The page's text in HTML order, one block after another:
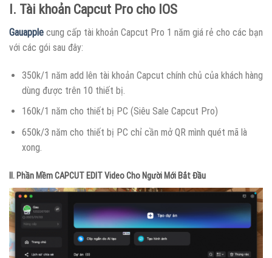
I. Tài khoản Capcut Pro cho IOS
Gauapple cung cấp tài khoản Capcut Pro 1 năm giá rẻ cho các bạn
với các gói sau đây:
350k/1 năm add lên tài khoản Capcut chính chủ của khách hàng
dùng được trên 10 thiết bị.
160k/1 năm cho thiết bị PC (Siêu Sale Capcut Pro)
650k/3 năm cho thiết bị PC chỉ cần mở QR mình quét mã là
xong.
II. Phần Mềm CAPCUT EDIT Video Cho Người Mới Bắt Đầu